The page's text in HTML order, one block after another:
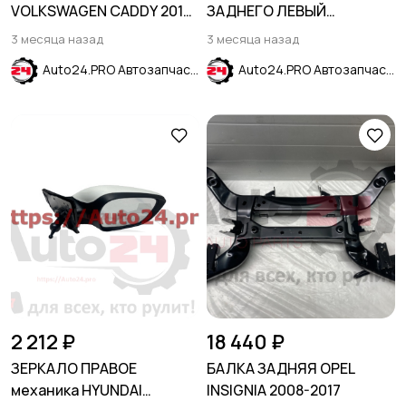
VOLKSWAGEN CADDY 2016-
2020
3 месяца назад
Auto24.PRO Автозапчасти
ЗАДНЕГО ЛЕВЫЙ
CHEVROLET TRAX 2017-
3 месяца назад
Auto24.PRO Автозапчасти
2 212 ₽
ЗЕРКАЛО ПРАВОЕ
механика HYUNDAI
18 440 ₽
БАЛКА ЗАДНЯЯ OPEL
INSIGNIA 2008-2017